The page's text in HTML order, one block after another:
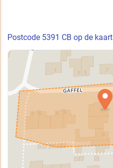
Postcode 5391 CB op de kaart